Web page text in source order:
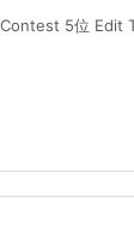
5位 Edit